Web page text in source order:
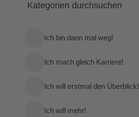
Kate­go­rien durchsuchen
Ich bin dann mal weg!
Ich mach gleich Karriere!
Ich will erst­mal den Überblick!
Ich will mehr!